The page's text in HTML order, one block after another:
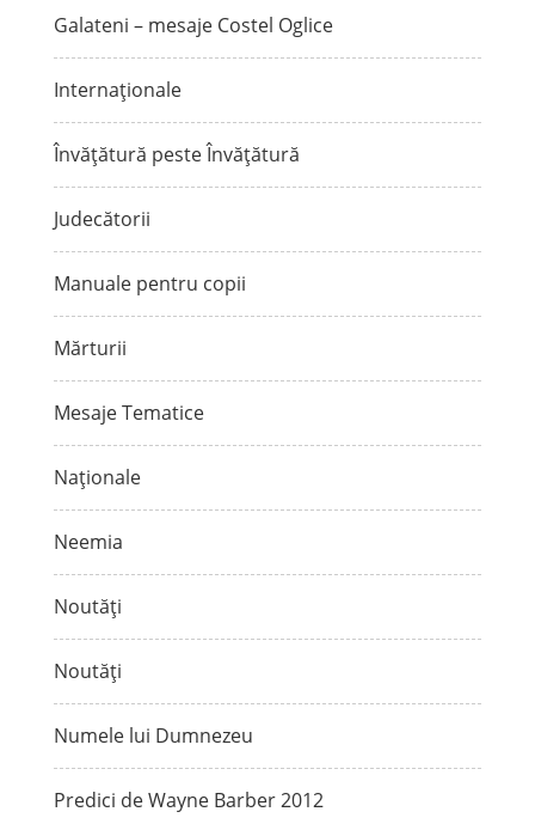
Galateni – mesaje Costel Oglice
Internaționale
Învățătură peste Învățătură
Judecătorii
Manuale pentru copii
Mărturii
Mesaje Tematice
Naționale
Neemia
Noutăți
Noutăți
Numele lui Dumnezeu
Predici de Wayne Barber 2012